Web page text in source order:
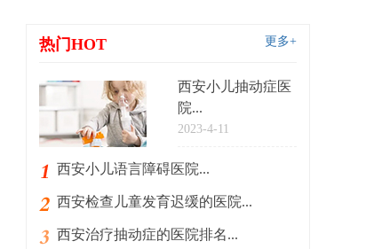
更多+
热门HOT
西安小儿抽动症医
院...
2023-4-11
西安小儿语言障碍医院...
西安检查儿童发育迟缓的医院...
西安治疗抽动症的医院排名...